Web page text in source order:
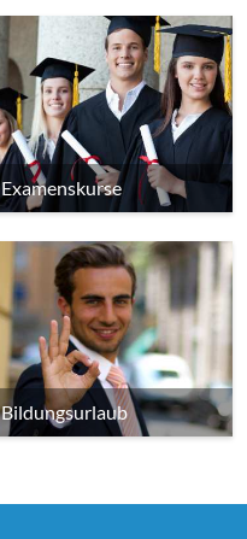
Examenskurse
Bildungsurlaub